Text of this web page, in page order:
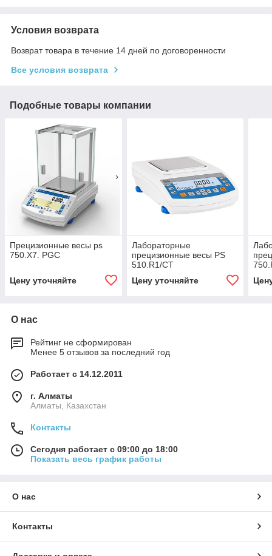
Условия возврата
Возврат товара в течение 14 дней по договоренности
Все условия возврата
Подобные товары компании
Прецизионные весы ps
750.Х7. PGC
Цену уточняйте
Лабораторные
прецизионные весы PS
510.R1/CT
Цену уточняйте
О нас
Рейтинг не сформирован
Менее 5 отзывов за последний год
Работает с 14.12.2011
г. Алматы
Алматы, Казахстан
Контакты
Сегодня работает с 09:00 до 18:00
Показать весь график работы
О нас
Контакты